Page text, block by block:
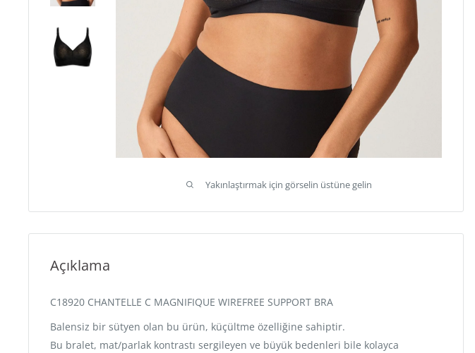
Yakınlaştırmak için görselin üstüne gelin
Açıklama
C18920 CHANTELLE C MAGNIFIQUE WIREFREE SUPPORT BRA
Balensiz bir sütyen olan bu ürün, küçültme özelliğine sahiptir.
Bu bralet, mat/parlak kontrastı sergileyen ve büyük bedenleri bile kolayca